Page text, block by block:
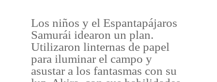
Los niños y el Espantapájaros
Samurái idearon un plan.
Utilizaron linternas de papel
para iluminar el campo y
asustar a los fantasmas con su